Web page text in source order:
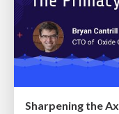
Sharpening the